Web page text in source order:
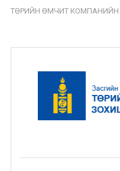
ТӨРИЙН ӨМЧИТ КОМПАНИЙН